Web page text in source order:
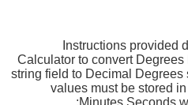
Instructions provided
Calculator to convert
string field to Decimal
values must be stored
Minutes Seconds